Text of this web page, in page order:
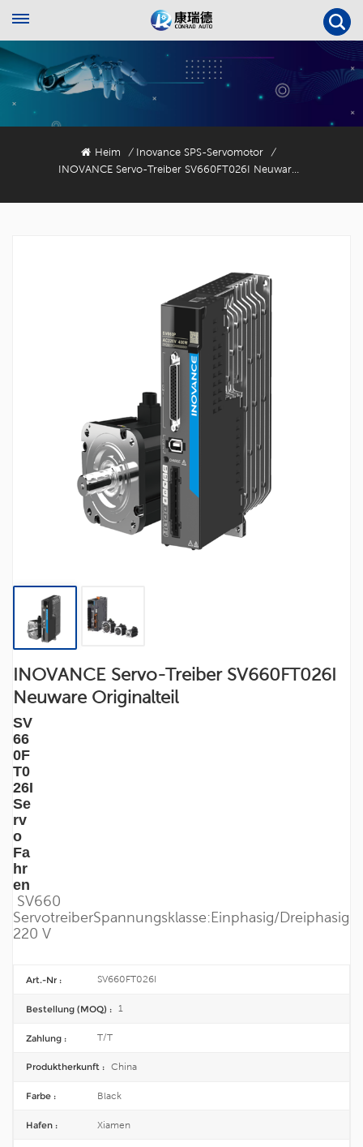
Heim / Inovance SPS-Servomotor
/
INOVANCE Servo-Treiber SV660FT026I Neuware Originalteil
INOVANCE Servo-Treiber SV660FT026I
Neuware Originalteil
SV
66
0F
T0
26I
Se
rv
o
Fa
hr
en
SV660
ServotreiberSpannungsklasse:Einphasig/Dreiphasig
220 V
Art.-Nr : SV660FT026I
Bestellung (MOQ) : 1
Zahlung : T/T
Produktherkunft : China
Farbe : Black
Hafen : Xiamen